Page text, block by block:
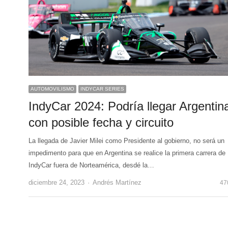
AUTOMOVILISMO INDYCAR SERIES
IndyCar 2024: Podría llegar
con posible fecha y circuito
La llegada de Javier Milei como Presidente al gobierno, no será un
impedimento para que en Argentina se realice la primera carrera de
IndyCar fuera de Norteamérica, desdé la…
diciembre 24, 2023 Author
Andrés Martínez